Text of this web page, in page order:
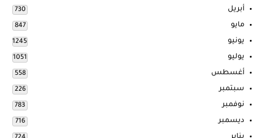
أبريل 730
مايو 847
يونيو 1245
يوليو 1051
أغسطس 558
سبتمبر 226
نوفمبر 783
ديسمبر 716